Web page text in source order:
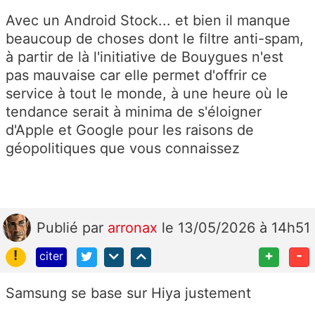
Avec un Android Stock... et bien il manque
beaucoup de choses dont le filtre anti-spam,
à partir de là l'initiative de Bouygues n'est
pas mauvaise car elle permet d'offrir ce
service à tout le monde, à une heure où le
tendance serait à minima de s'éloigner
d'Apple et Google pour les raisons de
géopolitiques que vous connaissez
Publié par arronax le 13/05/2026 à 14h51
!
citer + -
Samsung se base sur Hiya justement